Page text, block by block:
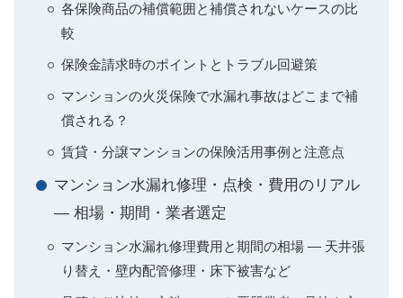
各保険商品の補償範囲と補償されないケースの比
較
保険金請求時のポイントとトラブル回避策
マンションの火災保険で水漏れ事故はどこまで補
償される？
賃貸・分譲マンションの保険活用事例と注意点
マンション水漏れ修理・点検・費用のリアル
— 相場・期間・業者選定
マンション水漏れ修理費用と期間の相場 — 天井張
り替え・壁内配管修理・床下被害など